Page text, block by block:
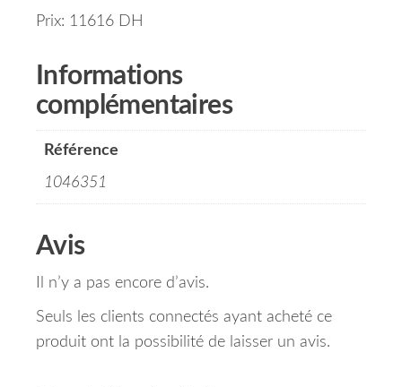
Prix: 11616 DH
Informations
complémentaires
Référence
1046351
Avis
Il n’y a pas encore d’avis.
Seuls les clients connectés ayant acheté ce
produit ont la possibilité de laisser un avis.